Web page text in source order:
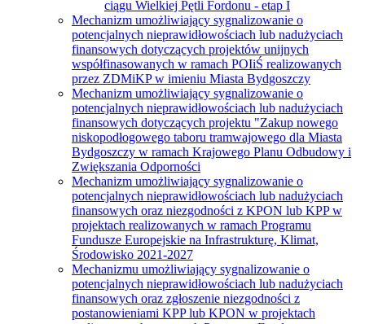
ciągu Wielkiej Pętli Fordonu - etap I
Mechanizm umożliwiający sygnalizowanie o
potencjalnych nieprawidłowościach lub nadużyciach
finansowych dotyczących projektów unijnych
współfinasowanych w ramach POIiŚ realizowanych
przez ZDMiKP w imieniu Miasta Bydgoszczy
Mechanizm umożliwiający sygnalizowanie o
potencjalnych nieprawidłowościach lub nadużyciach
finansowych dotyczących projektu "Zakup nowego
niskopodłogowego taboru tramwajowego dla Miasta
Bydgoszczy w ramach Krajowego Planu Odbudowy i
Zwiększania Odporności
Mechanizm umożliwiający sygnalizowanie o
potencjalnych nieprawidłowościach lub nadużyciach
finansowych oraz niezgodności z KPON lub KPP w
projektach realizowanych w ramach Programu
Fundusze Europejskie na Infrastrukturę, Klimat,
Środowisko 2021-2027
Mechanizmu umożliwiający sygnalizowanie o
potencjalnych nieprawidłowościach lub nadużyciach
finansowych oraz zgłoszenie niezgodności z
postanowieniami KPP lub KPON w projektach